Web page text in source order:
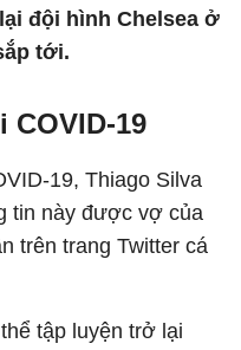
đội hình Chelsea ở
tới.
19
19, Thiago Silva
tin này được vợ của
trên trang Twitter cá
tập luyện trở lại